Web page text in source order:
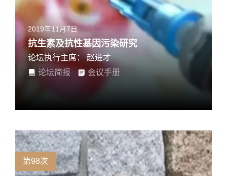
2019年11月7日
抗生素及抗性基因污染研究
论坛执行主席： 赵进才
论坛简报
会议手册
第98次